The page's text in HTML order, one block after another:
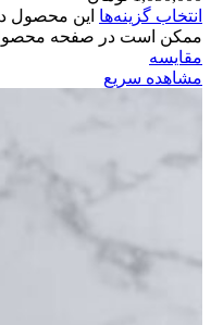
انتخاب گزینه‌ها این محصول
ممکن است در صفحه محصول
مقایسه
مشاهده سریع